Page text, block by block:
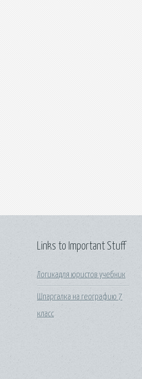
Links to Important Stuff
Логикадля юристов учебник
Шпаргалка на географию 7
класс